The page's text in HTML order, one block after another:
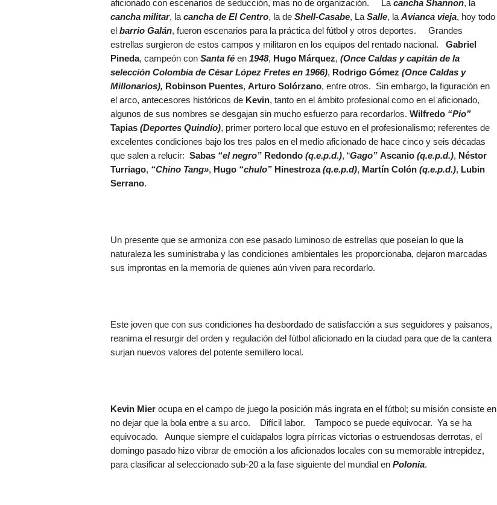
aficionado con escenarios de seducción, mas no de organización. La cancha Shannon, la
cancha militar, la cancha de El Centro, la de Shell-Casabe, La Salle, la Avianca vieja, hoy todo
el barrio Galán, fueron escenarios para la práctica del fútbol y otros deportes. Grandes
estrellas surgieron de estos campos y militaron en los equipos del rentado nacional. Gabriel
Pineda, campeón con Santa féen 1948, Hugo Márquez, (Once Caldas y capitán de la
selección Colombia de César López Fretes en 1966), Rodrigo Gómez (Once Caldas y
Millonarios), Robinson Puentes, Arturo Solórzano, entre otros. Sin embargo, la figuración en
el arco, antecesores históricos de Kevin, tanto en el ámbito profesional como en el aficionado,
algunos de sus nombres se desgajan sin mucho esfuerzo para recordarlos. Wilfredo “Pio”
Tapias (Deportes Quindío), primer portero local que estuvo en el profesionalismo; referentes de
excelentes condiciones bajo los tres palos en el medio aficionado de hace cinco y seis décadas
que salen a relucir: Sabas “el negro” Redondo (q.e.p.d.), “Gago” Ascanio (q.e.p.d.), Néstor
Turriago, “Chino Tang», Hugo “chulo” Hinestroza (q.e.p.d), Martín Colón (q.e.p.d.), Lubin
Serrano.
Un presente que se armoniza con ese pasado luminoso de estrellas que poseían lo que la
naturaleza les suministraba y las condiciones ambientales les proporcionaba, dejaron marcadas
sus improntas en la memoria de quienes aún viven para recordarlo.
Este joven que con sus condiciones ha desbordado de satisfacción a sus seguidores y paisanos,
reanima el resurgir del orden y regulación del fútbol aficionado en la ciudad para que de la cantera
surjan nuevos valores del potente semillero local.
Kevin Mierocupa en el campo de juego la posición más ingrata en el fútbol; su misión consiste en
no dejar que la bola entre a su arco. Difícil labor. Tampoco se puede equivocar. Ya se ha
equivocado. Aunque siempre el cuidapalos logra pírricas victorias o estruendosas derrotas, el
domingo pasado hizo vibrar de emoción a los aficionados locales con su memorable intrepidez,
para clasificar al seleccionado sub-20 a la fase siguiente del mundial en Polonia.